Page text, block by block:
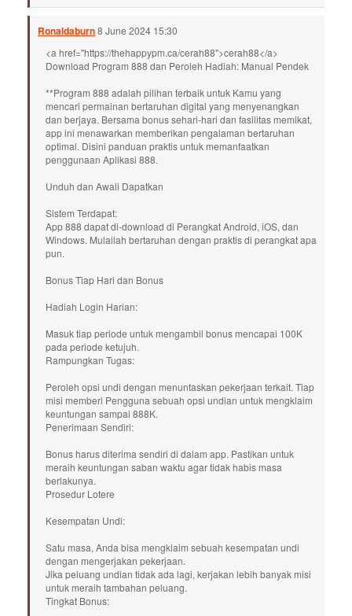
Ronaldaburn8 June 2024 15:30
<a href="https://thehappypm.ca/cerah88">cerah88</a>
Download Program 888 dan Peroleh Hadiah: Manual Pendek
**Program 888 adalah pilihan terbaik untuk Kamu yang
mencari permainan bertaruhan digital yang menyenangkan
dan berjaya. Bersama bonus sehari-hari dan fasilitas memikat,
app ini menawarkan memberikan pengalaman bertaruhan
optimal. Disini panduan praktis untuk memanfaatkan
penggunaan Aplikasi 888.
Unduh dan Awali Dapatkan
Sistem Terdapat:
App 888 dapat di-download di Perangkat Android, iOS, dan
Windows. Mulailah bertaruhan dengan praktis di perangkat apa
pun.
Bonus Tiap Hari dan Bonus
Hadiah Login Harian:
Masuk tiap periode untuk mengambil bonus mencapai 100K
pada periode ketujuh.
Rampungkan Tugas:
Peroleh opsi undi dengan menuntaskan pekerjaan terkait. Tiap
misi memberi Pengguna sebuah opsi undian untuk mengklaim
keuntungan sampai 888K.
Penerimaan Sendiri:
Bonus harus diterima sendiri di dalam app. Pastikan untuk
meraih keuntungan saban waktu agar tidak habis masa
berlakunya.
Prosedur Lotere
Kesempatan Undi:
Satu masa, Anda bisa mengklaim sebuah kesempatan undi
dengan mengerjakan pekerjaan.
Jika peluang undian tidak ada lagi, kerjakan lebih banyak misi
untuk meraih tambahan peluang.
Tingkat Bonus: